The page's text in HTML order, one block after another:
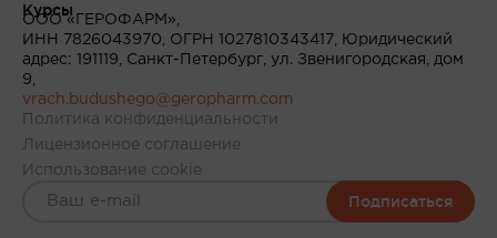
Курсы
ООО «ГЕРОФАРМ»,
ИНН 7826043970, ОГРН 1027810343417, Юридический
адрес: 191119, Санкт-Петербург, ул. Звенигородская, дом
9,
vrach.budushego@geropharm.com
Политика конфиденциальности
Лицензионное соглашение
Использование cookie
Подписаться